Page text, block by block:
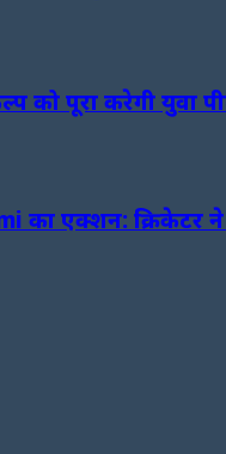
को पूरा करेगी युवा
का एक्शन: क्रिकेटर